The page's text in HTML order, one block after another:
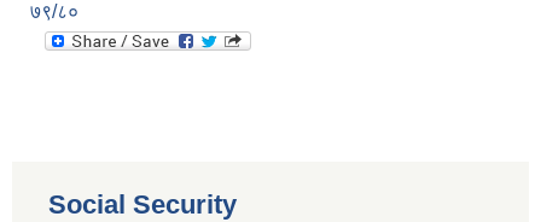
७९/८०
Social Security